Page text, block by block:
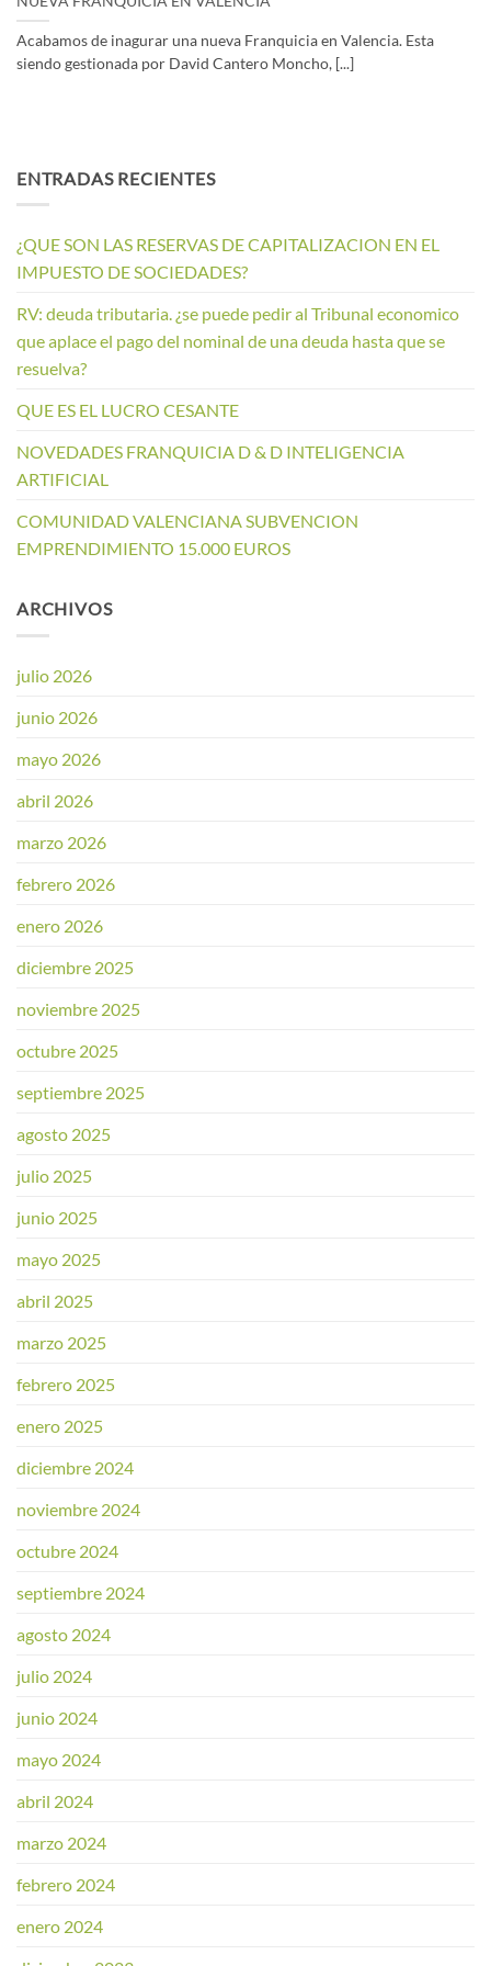
Acabamos de inagurar una nueva Franquicia en Valencia. Esta
siendo gestionada por David Cantero Moncho, [...]
ENTRADAS RECIENTES
¿QUE SON LAS RESERVAS DE CAPITALIZACION EN EL
IMPUESTO DE SOCIEDADES?
RV: deuda tributaria. ¿se puede pedir al Tribunal economico
que aplace el pago del nominal de una deuda hasta que se
resuelva?
QUE ES EL LUCRO CESANTE
NOVEDADES FRANQUICIA D & D INTELIGENCIA
ARTIFICIAL
COMUNIDAD VALENCIANA SUBVENCION
EMPRENDIMIENTO 15.000 EUROS
ARCHIVOS
julio 2026
junio 2026
mayo 2026
abril 2026
marzo 2026
febrero 2026
enero 2026
diciembre 2025
noviembre 2025
octubre 2025
septiembre 2025
agosto 2025
julio 2025
junio 2025
mayo 2025
abril 2025
marzo 2025
febrero 2025
enero 2025
diciembre 2024
noviembre 2024
octubre 2024
septiembre 2024
agosto 2024
julio 2024
junio 2024
mayo 2024
abril 2024
marzo 2024
febrero 2024
enero 2024